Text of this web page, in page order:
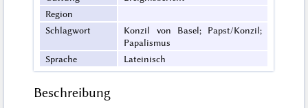
Region
Schlagwort
Konzil von Basel; Papst/Konzil;
Papalismus
Sprache
Lateinisch
Beschreibung